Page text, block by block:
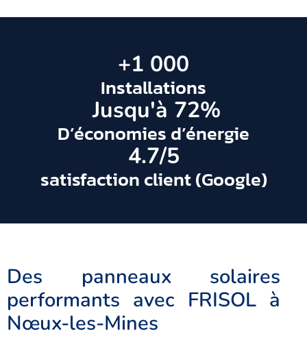
Installations
+1 000
D’économies d’énergie
Jusqu'à 72%
satisfaction client (Google)
4.7/5
Des panneaux solaires
performants avec FRISOL à
Nœux-les-Mines